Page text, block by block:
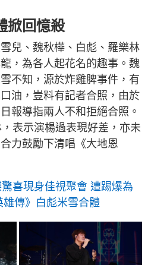
掀回憶殺
兒、魏秋樺、白彪、羅樂林
，為各人起花名的趣事。魏
不知，源於炸雞脾事件，有
油，豈料有記者合照，由於
報導指兩人不和拒絕合照。
表示演楊過表現好差，亦未
力鼓勵下清唱《大地恩
喜現身佳視聚會 遭踢爆為
雄傳》白彪米雪合體